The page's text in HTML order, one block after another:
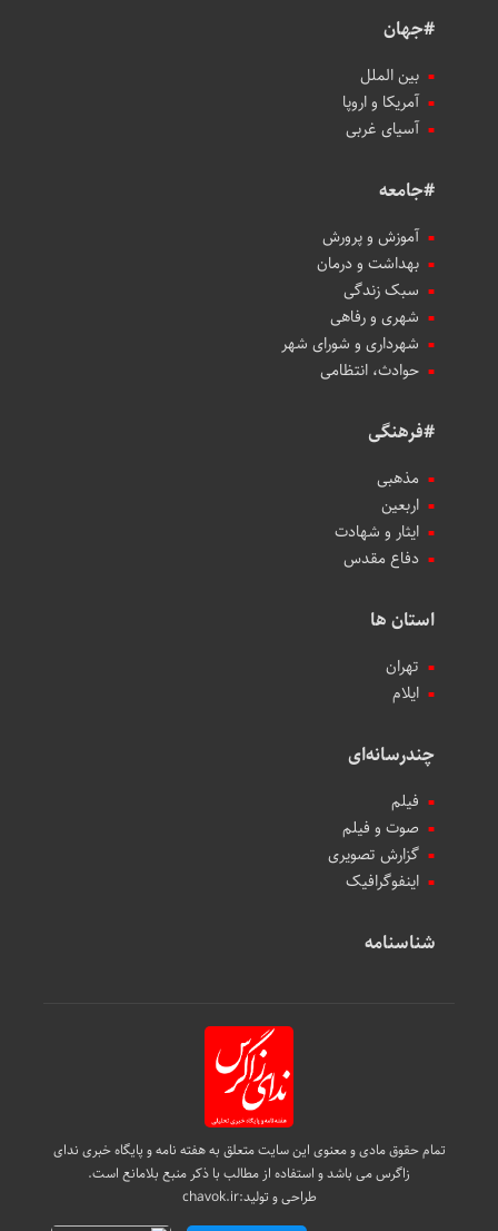
#جهان
بین الملل
آمریکا و اروپا
آسیای غربی
#جامعه
آموزش و پرورش
بهداشت و درمان
سبک زندگی
شهری و رفاهی
شهرداری و شورای شهر
حوادث، انتظامی
#فرهنگی
مذهبی
اربعین
ایثار و شهادت
دفاع مقدس
استان ها
تهران
ایلام
چندرسانه‌ای
فیلم
صوت و فیلم
گزارش تصویری
اینفوگرافیک
شناسنامه
تمام حقوق مادی و معنوی این سایت متعلق به هفته نامه و پایگاه خبری ندای
زاگرس می باشد و استفاده از مطالب با ذکر منبع بلامانع است.
طراحی و تولید:chavok.ir